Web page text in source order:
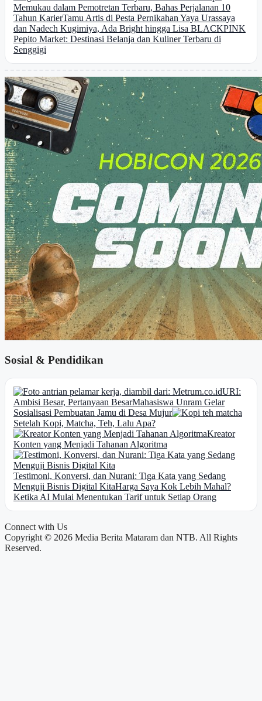
Memukau dalam Pemotretan Terbaru, Bahas Perjalanan 10
Tahun KarierTamu Artis di Pesta Pernikahan Yaya Urassaya
dan Nadech Kugimiya, Ada Bright hingga Lisa BLACKPINK
Pepito Market: Destinasi Belanja dan Kuliner Terbaru di
Senggigi
Sosial & Pendidikan
URI:
Ambisi Besar, Pertanyaan BesarMahasiswa Unram Gelar
Sosialisasi Pembuatan Jamu di Desa Mujur
Setelah Kopi, Matcha, Teh, Lalu Apa?
Kreator
Konten yang Menjadi Tahanan Algoritma
Testimoni, Konversi, dan Nurani: Tiga Kata yang Sedang
Menguji Bisnis Digital KitaHarga Saya Kok Lebih Mahal?
Ketika AI Mulai Menentukan Tarif untuk Setiap Orang
Connect with Us
Copyright © 2026 Media Berita Mataram dan NTB. All Rights
Reserved.